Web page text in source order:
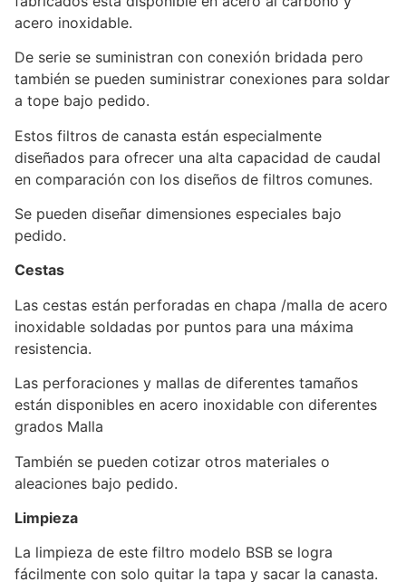
acero inoxidable.
De serie se suministran con conexión bridada pero
también se pueden suministrar conexiones para soldar
a tope bajo pedido.
Estos filtros de canasta están especialmente
diseñados para ofrecer una alta capacidad de caudal
en comparación con los diseños de filtros comunes.
Se pueden diseñar dimensiones especiales bajo
pedido.
Cestas
Las cestas están perforadas en chapa /malla de acero
inoxidable soldadas por puntos para una máxima
resistencia.
Las perforaciones y mallas de diferentes tamaños
están disponibles en acero inoxidable con diferentes
grados Malla
También se pueden cotizar otros materiales o
aleaciones bajo pedido.
Limpieza
La limpieza de este filtro modelo BSB se logra
fácilmente con solo quitar la tapa y sacar la canasta.